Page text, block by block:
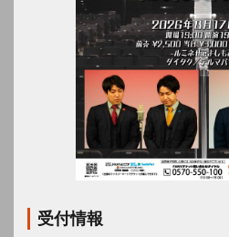
受付情報